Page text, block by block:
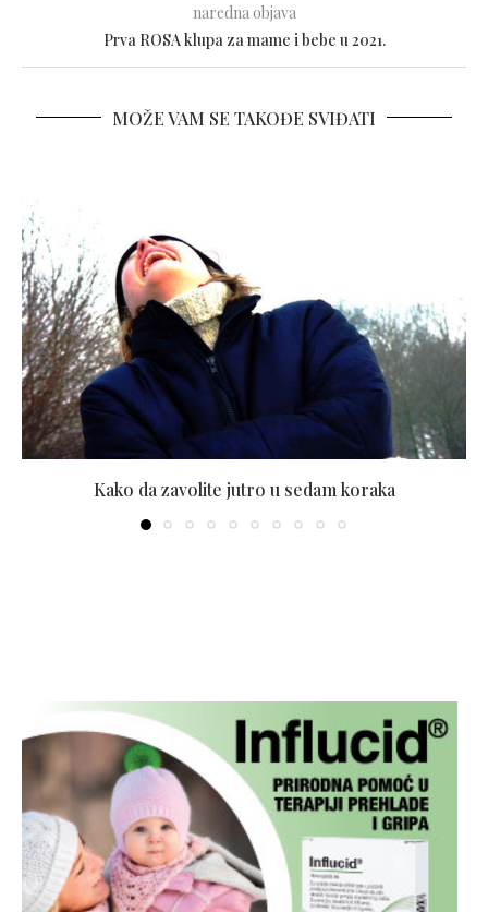
naredna objava
Prva ROSA klupa za mame i bebe u 2021.
MOŽE VAM SE TAKOĐE SVIĐATI
Kako da zavolite jutro u sedam koraka